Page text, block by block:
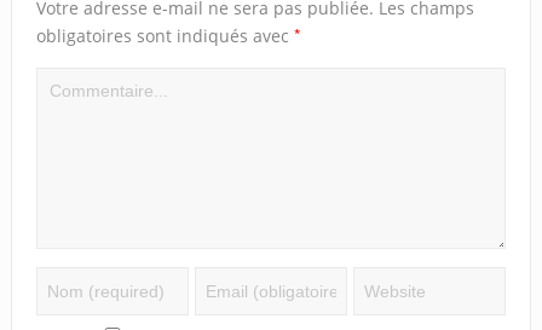
Votre adresse e-mail ne sera pas publiée. Les champs
obligatoires sont indiqués avec *